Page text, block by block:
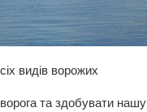
видів ворожих
та здобувати нашу